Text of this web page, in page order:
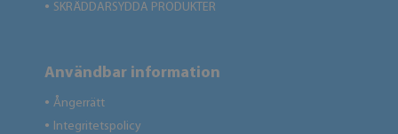
● SKRÄDDARSYDDA PRODUKTER
Användbar information
● Ångerrätt
● Integritetspolicy